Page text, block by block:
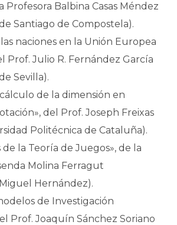
Profesora Balbina Casas Méndez
Santiago de Compostela).
naciones en la Unión Europea
Prof. Julio R. Fernández García
Sevilla).
de la dimensión en
del Prof. Joseph Freixas
Politécnica de Cataluña).
de la Teoría de Juegos», de la
Molina Ferragut
Hernández).
de Investigación
Prof. Joaquín Sánchez Soriano